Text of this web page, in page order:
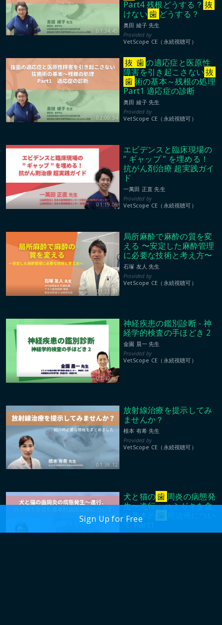
Sign Up for Free
01:34:45
Part4 残根どうする？ 抜
けない歯 どうする？
奥田 綾子 先生
VetScope CE（永続視聴可）
02:00:34
抜 歯の適応症と医原性
障害を引き起こさない抜
歯術の基本～残根の処理
Part1 適応症の診断
奥田 綾子 先生
VetScope CE（永続視聴可）
01:19:08
エビデンスと臨床現場の
” ギャップ ” を埋める！
抗がん剤治療 超実践ガイ
ド
一萬田 正直 先生
VetScope CE（永続視聴可）
01:23:31
局所麻酔で麻酔の質を変
える 〜安定した麻酔管理
に必要な技術と考え方〜
石塚 友人 先生
VetScope CE（永続視聴可）
01:40:40
神経疾患の鑑別診断 - 神
経学的検査の手ほどき 2
金園 晨一 先生
VetScope CE（永続視聴可）
01:38:12
放射線治療を提示してみ
ませんか？
根本 有希 先生
VetScope CE（永続視聴可）
犬と猫の歯 周炎の病態発
生〜進行、ハミガキを含
む基本的
歯
て Part1